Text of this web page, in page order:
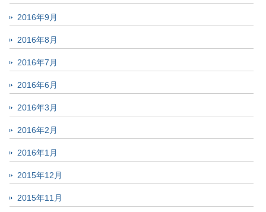
2016年9月
2016年8月
2016年7月
2016年6月
2016年3月
2016年2月
2016年1月
2015年12月
2015年11月